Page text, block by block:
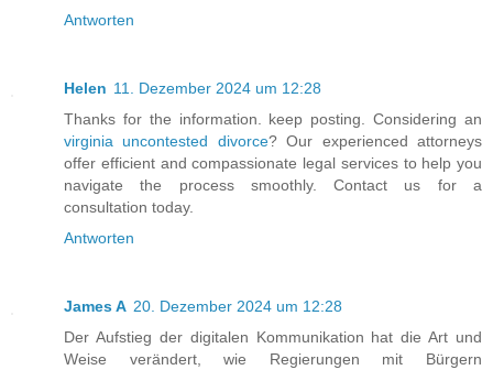
Antworten
Helen 11. Dezember 2024 um 12:28
Thanks for the information. keep posting. Considering an
virginia uncontested divorce? Our experienced attorneys
offer efficient and compassionate legal services to help you
navigate the process smoothly. Contact us for a
consultation today.
Antworten
James A 20. Dezember 2024 um 12:28
Der Aufstieg der digitalen Kommunikation hat die Art und
Weise verändert, wie Regierungen mit Bürgern